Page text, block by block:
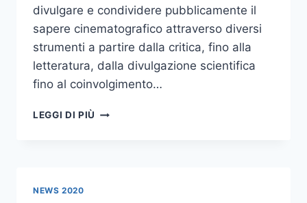
divulgare e condividere pubblicamente il
sapere cinematografico attraverso diversi
strumenti a partire dalla critica, fino alla
letteratura, dalla divulgazione scientifica
fino al coinvolgimento…
LEGGI DI PIÙ 39°
NEWS 2020